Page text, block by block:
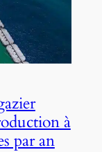
à
par an